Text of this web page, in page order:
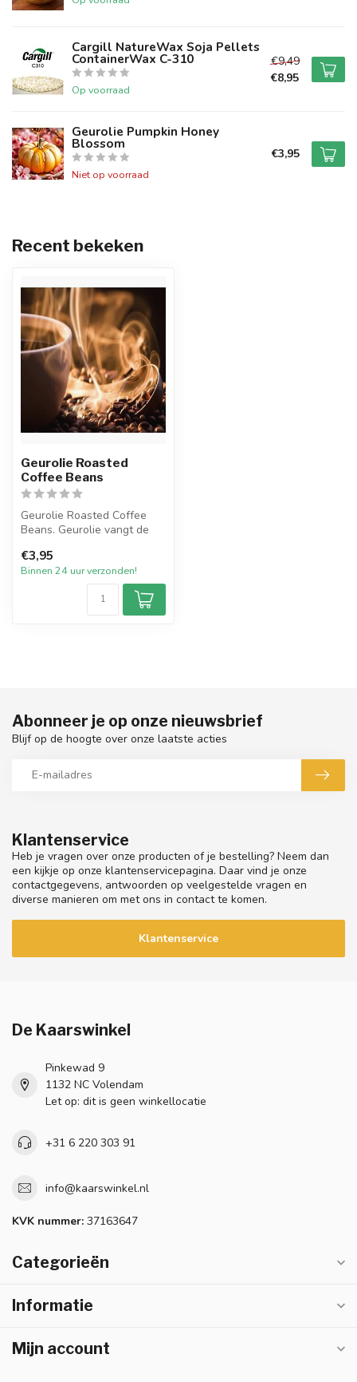
Cargill NatureWax Soja Pellets
ContainerWax C-310
Op voorraad
€9,49
€8,95
Geurolie Pumpkin Honey
Blossom
Niet op voorraad
€3,95
Recent bekeken
Geurolie Roasted
Coffee Beans
Geurolie Roasted Coffee
Beans. Geurolie vangt de
vers ge...
€3,95
Binnen 24 uur verzonden!
Klantenservice
Heb je vragen over onze producten of je bestelling? Neem dan
een kijkje op onze klantenservicepagina. Daar vind je onze
contactgegevens, antwoorden op veelgestelde vragen en
diverse manieren om met ons in contact te komen.
Klantenservice
Abonneer je op onze nieuwsbrief
Blijf op de hoogte over onze laatste acties
De Kaarswinkel
Pinkewad 9
1132 NC Volendam
Let op: dit is geen winkellocatie
+31 6 220 303 91
info@kaarswinkel.nl
KVK nummer: 37163647
Categorieën
Informatie
Mijn account